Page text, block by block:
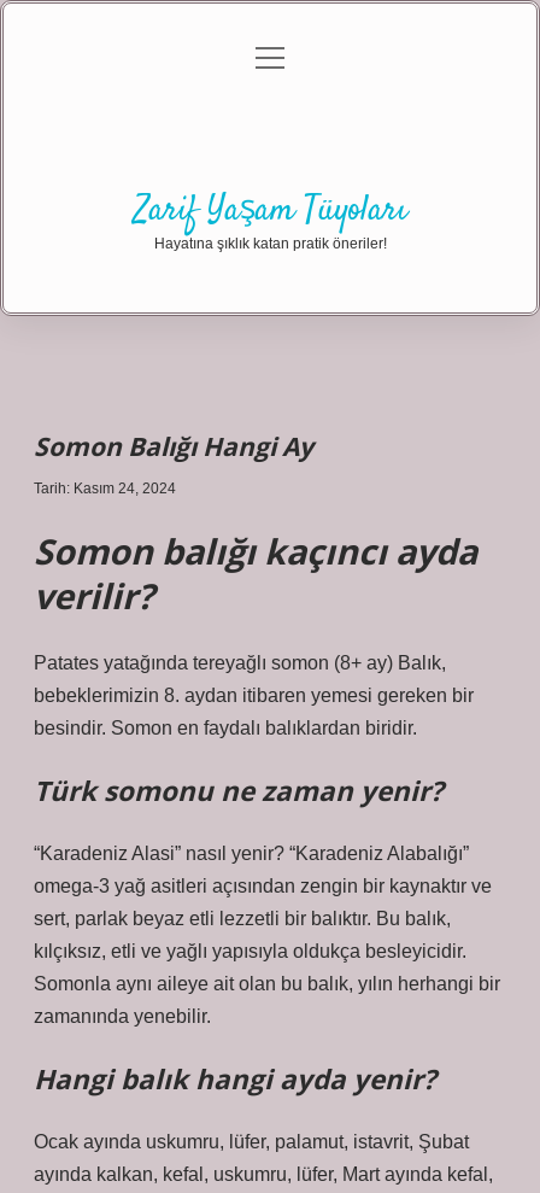
Gizlilik Politikası
menüyü
Zarif Yaşam Tüyoları
Hayatına şıklık katan pratik öneriler!
Somon Balığı Hangi Ay
Tarih: Kasım 24, 2024
Somon balığı kaçıncı ayda
verilir?
Patates yatağında tereyağlı somon (8+ ay) Balık,
bebeklerimizin 8. aydan itibaren yemesi gereken bir
besindir. Somon en faydalı balıklardan biridir.
Türk somonu ne zaman yenir?
“Karadeniz Alasi” nasıl yenir? “Karadeniz Alabalığı”
omega-3 yağ asitleri açısından zengin bir kaynaktır ve
sert, parlak beyaz etli lezzetli bir balıktır. Bu balık,
kılçıksız, etli ve yağlı yapısıyla oldukça besleyicidir.
Somonla aynı aileye ait olan bu balık, yılın herhangi bir
zamanında yenebilir.
Hangi balık hangi ayda yenir?
Ocak ayında uskumru, lüfer, palamut, istavrit, Şubat
ayında kalkan, kefal, uskumru, lüfer, Mart ayında kefal,